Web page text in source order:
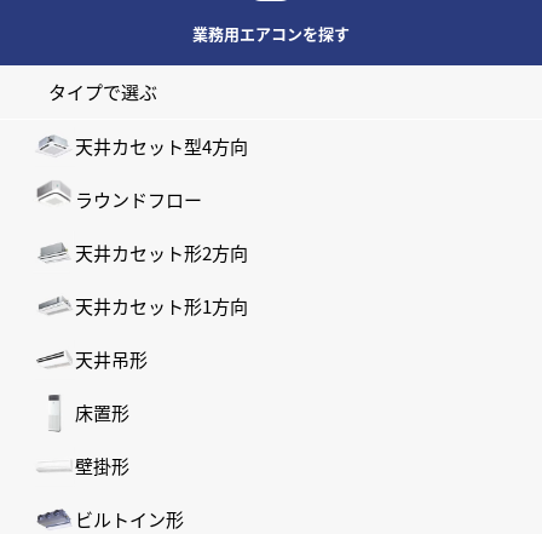
業務用エアコンを探す
タイプで選ぶ
天井カセット型4方向
ラウンドフロー
天井カセット形2方向
天井カセット形1方向
天井吊形
床置形
壁掛形
ビルトイン形